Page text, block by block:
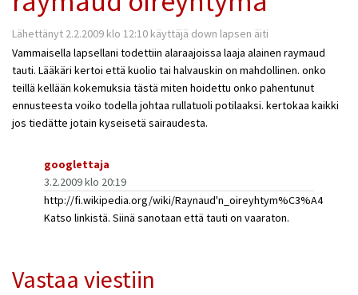
Lähettänyt 2.2.2009 klo 12:10 käyttäjä down lapsen äiti
Vammaisella lapsellani todettiin alaraajoissa laaja alainen raymaud
tauti. Lääkäri kertoi että kuolio tai halvauskin on mahdollinen. onko
teillä kellään kokemuksia tästä miten hoidettu onko pahentunut
ennusteesta voiko todella johtaa rullatuoli potilaaksi. kertokaa kaikki
jos tiedätte jotain kyseisetä sairaudesta.
googlettaja
3.2.2009 klo 20:19
http://fi.wikipedia.org/wiki/Raynaud'n_oireyhtym%C3%A4
Katso linkistä. Siinä sanotaan että tauti on vaaraton.
Vastaa viestiin